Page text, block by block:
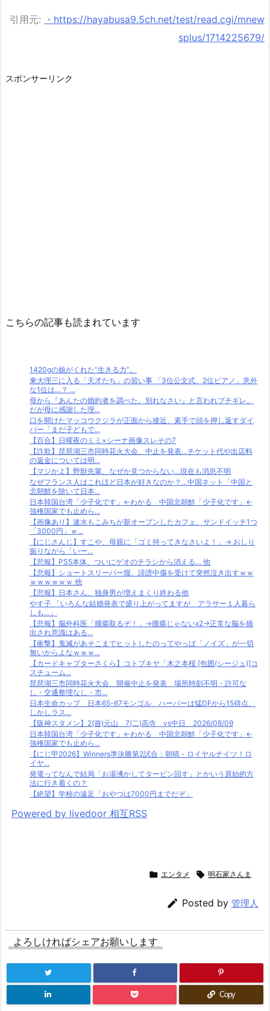
引用元:
・https://hayabusa9.5ch.net/test/read.cgi/mnew
splus/1714225679/
スポンサーリンク
こちらの記事も読まれています
1420gの娘がくれた“生きる力”。
東大理三に入る「天才たち」の習い事 「3位公文式、2位ピアノ」意外
な1位は…？ ...
母から『あんたの婚約者を調べた。別れなさい』と言われブチギレ。
だが母に感謝した理...
口を開けたマッコウクジラが正面から接近、素手で頭を押し返すダイ
バー「まだ子どもで...
【百合】日曜夜のミミ×シーナ画像スレその7
【詐欺】琵琶湖三市同時花火大会、中止を発表…チケット代や出店料
の返金については明...
【マジかよ】野獣先輩、なぜか見つからない…現在も消息不明
なぜフランス人はこれほど日本が好きなのか？…中国ネット「中国と
北朝鮮を除いて日本...
日本韓国台湾「少子化です」←わかる 中国北朝鮮「少子化です」←
強権国家でも止めら...
【画像あり】速水もこみちが新オープンしたカフェ、サンドイッチ1つ
「3000円」ｗ...
【にじさんじ】すこや、母親に「ゴミ持ってきなさいよ！」→ おしり
振りながら「いー...
【悲報】PS5本体、ついにゲオのチラシから消える… 他
【悲報】ショートスリーパー堀、誹謗中傷を受けて突然泣き出すｗｗ
ｗｗｗｗｗｗ 他
【悲報】日本さん、独身男が増えまくり終わる他
やす子 「いろんな結婚発表で盛り上がってますが アラサー１人暮ら
しも…」
【悲報】脳外科医「腫瘍取るぞ！」→腫瘍じゃないx2→正常な脳を摘
出され意識はある...
【衝撃】鬼滅があそこまでヒットしたのってやっぱ「ノイズ」が一切
無いからよなｗｗｗ...
【カードキャプターさくら】コトブキヤ「木之本桜 [包囲(シージュ)]コ
スチューム...
琵琶湖三市同時花火大会、開催中止を発表 場所時刻不明・許可な
し・交通整理なし・市...
日本生命カップ 日本65-67モンゴル ハーパーは猛DFから15得点、
しかしラス...
【阪神スタメン】2(遊)元山 7(二)高寺 vs中日 2026/08/09
日本韓国台湾「少子化です」←わかる 中国北朝鮮「少子化です」←
強権国家でも止めら...
【にじ甲2026】Winners準決勝第2試合：朝晴 - ロイヤルナイツ！ロ
イヤ...
発電ってなんで結局「お湯沸かしてタービン回す」とかいう原始的方
法に行き着くの？
【絶望】学校の遠足「おやつは7000円までだぞ」
Powered by livedoor 相互RSS
 エンタメ  明石家さんま
 Posted by 管理人
よろしければシェアお願いします
Copy